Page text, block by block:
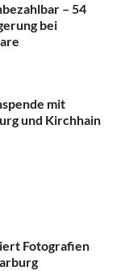
– 54
bei
mit
und Kirchhain
Fotografien